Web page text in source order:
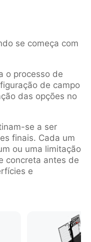
se começa com
o processo de
de campo
das opções no
se a ser
finais. Cada um
ou uma limitação
concreta antes de
e